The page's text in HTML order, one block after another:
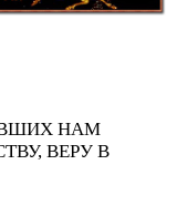
НАМ
ВЕРУ В